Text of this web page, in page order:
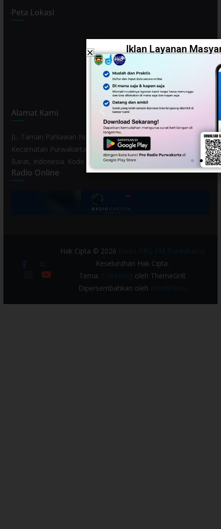
Peta Lokasi
Alamat Kami
JL. Taman Pahlawan No. 80, Kelurahan Purwamekar,
Kecamatan Purwakarta, Kabupaten Purwakarta, Provinsi Jawa
Barat, Indonesia. Kode Pos 41119.
Radio Online
Hak Cipta © 2026 Radio PRO FM Purwakarta.
Keseluruhan Hak Cipta.
Tema: ColorMagoleh ThemeGrill.
Dipersembahkan oleh WordPress .
Iklan Layanan